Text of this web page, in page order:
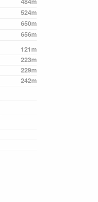
524m
650m
656m
121m
223m
229m
242m